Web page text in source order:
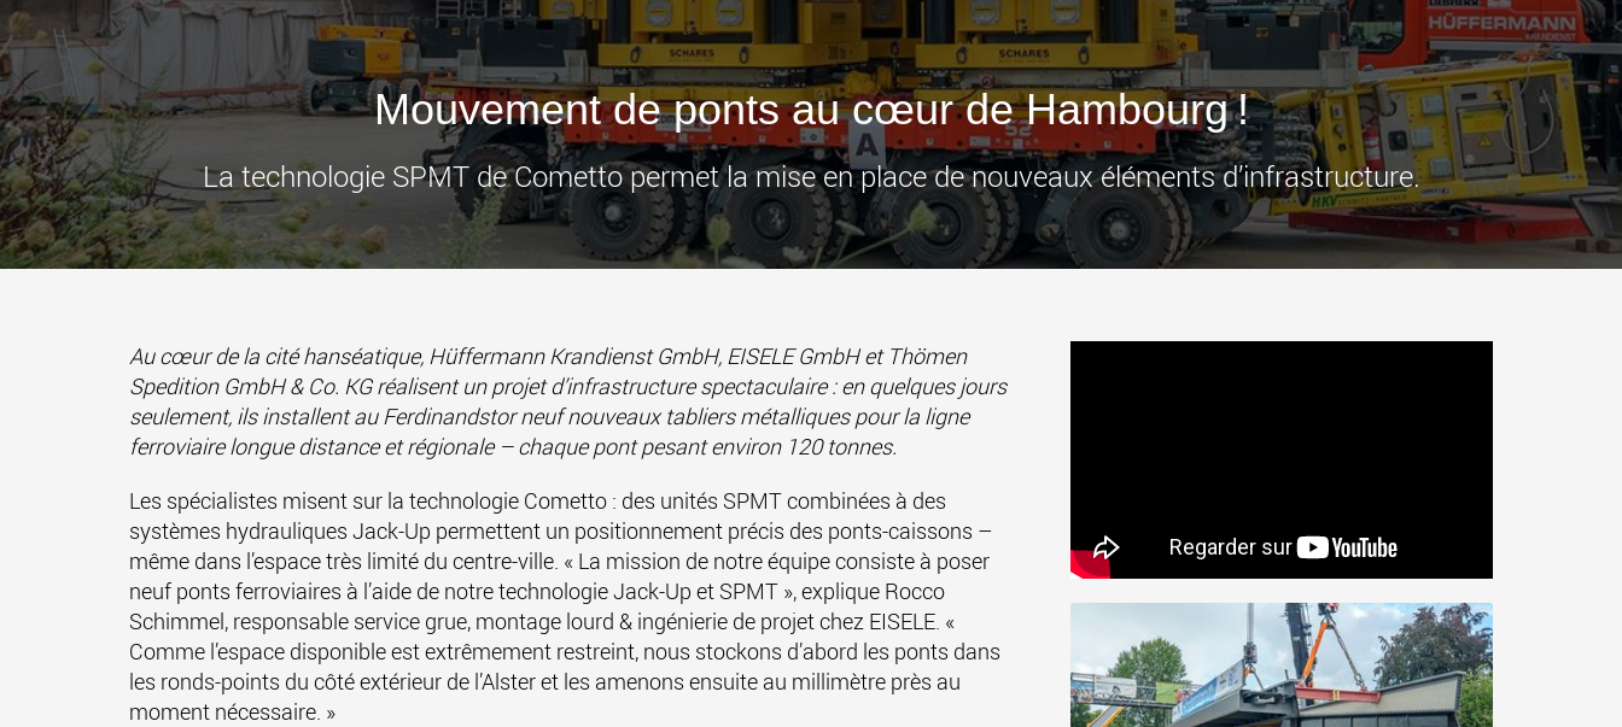
des charges plus légères aux
États-Unis
www.morello.us.com
pour des charges utiles
jusqu’à 25 000 t et au-delà
www.cometto.com
Mouvement de ponts au cœur de Hambourg !
La technologie SPMT de Cometto permet la mise en place de nouveaux éléments d’infrastructure.
Au cœur de la cité hanséatique, Hüffermann Krandienst GmbH, EISELE GmbH et Thömen
Spedition GmbH & Co. KG réalisent un projet d’infrastructure spectaculaire : en quelques jours
seulement, ils installent au Ferdinandstor neuf nouveaux tabliers métalliques pour la ligne
ferroviaire longue distance et régionale – chaque pont pesant environ 120 tonnes.
Les spécialistes misent sur la technologie Cometto : des unités SPMT combinées à des
systèmes hydrauliques Jack-Up permettent un positionnement précis des ponts-caissons –
même dans l’espace très limité du centre-ville. « La mission de notre équipe consiste à poser
neuf ponts ferroviaires à l’aide de notre technologie Jack-Up et SPMT », explique Rocco
Schimmel, responsable service grue, montage lourd & ingénierie de projet chez EISELE. «
Comme l’espace disponible est extrêmement restreint, nous stockons d’abord les ponts dans
les ronds-points du côté extérieur de l’Alster et les amenons ensuite au millimètre près au
moment nécessaire. »